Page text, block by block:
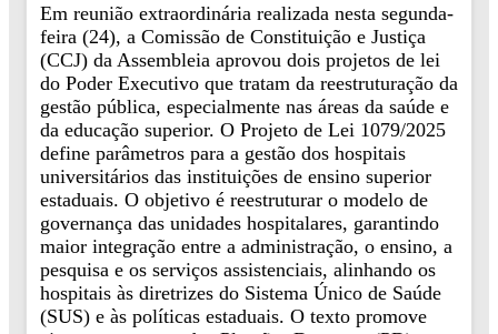
Em reunião extraordinária realizada nesta segunda-
feira (24), a Comissão de Constituição e Justiça
(CCJ) da Assembleia aprovou dois projetos de lei
do Poder Executivo que tratam da reestruturação da
gestão pública, especialmente nas áreas da saúde e
da educação superior. O Projeto de Lei 1079/2025
define parâmetros para a gestão dos hospitais
universitários das instituições de ensino superior
estaduais. O objetivo é reestruturar o modelo de
governança das unidades hospitalares, garantindo
maior integração entre a administração, o ensino, a
pesquisa e os serviços assistenciais, alinhando os
hospitais às diretrizes do Sistema Único de Saúde
(SUS) e às políticas estaduais. O texto promove